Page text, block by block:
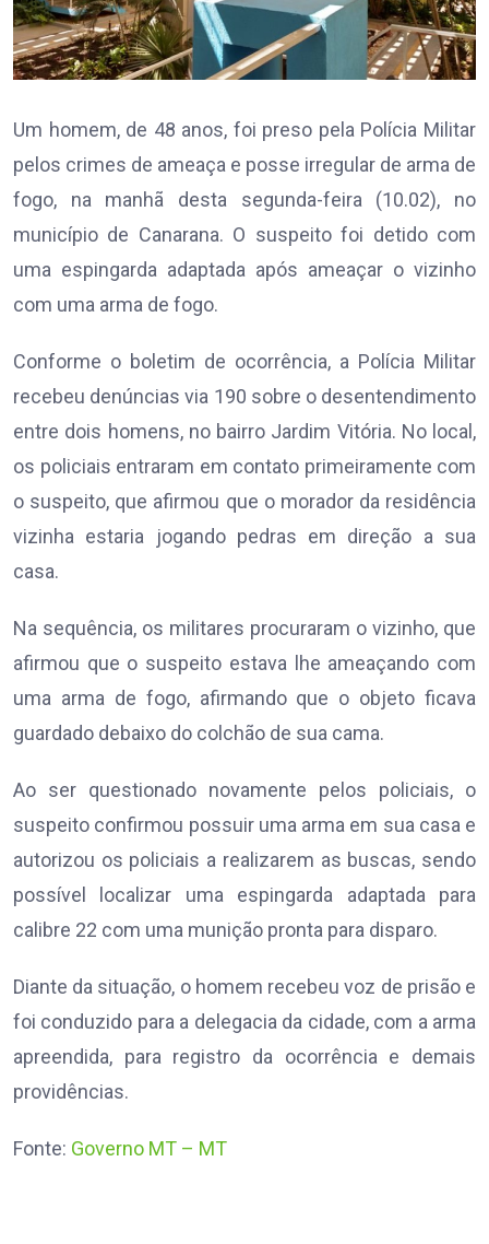
Um homem, de 48 anos, foi preso pela Polícia Militar
pelos crimes de ameaça e posse irregular de arma de
fogo, na manhã desta segunda-feira (10.02), no
município de Canarana. O suspeito foi detido com
uma espingarda adaptada após ameaçar o vizinho
com uma arma de fogo.
Conforme o boletim de ocorrência, a Polícia Militar
recebeu denúncias via 190 sobre o desentendimento
entre dois homens, no bairro Jardim Vitória. No local,
os policiais entraram em contato primeiramente com
o suspeito, que afirmou que o morador da residência
vizinha estaria jogando pedras em direção a sua
casa.
Na sequência, os militares procuraram o vizinho, que
afirmou que o suspeito estava lhe ameaçando com
uma arma de fogo, afirmando que o objeto ficava
guardado debaixo do colchão de sua cama.
Ao ser questionado novamente pelos policiais, o
suspeito confirmou possuir uma arma em sua casa e
autorizou os policiais a realizarem as buscas, sendo
possível localizar uma espingarda adaptada para
calibre 22 com uma munição pronta para disparo.
Diante da situação, o homem recebeu voz de prisão e
foi conduzido para a delegacia da cidade, com a arma
apreendida, para registro da ocorrência e demais
providências.
Fonte: Governo MT – MT